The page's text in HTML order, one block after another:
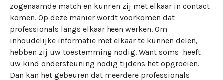
zogenaamde match en kunnen zij met elkaar in contact
komen. Op deze manier wordt voorkomen dat
professionals langs elkaar heen werken. Om
inhoudelijke informatie met elkaar te kunnen delen,
hebben zij uw toestemming nodig. Want soms heeft
uw kind ondersteuning nodig tijdens het opgroeien.
Dan kan het gebeuren dat meerdere professionals